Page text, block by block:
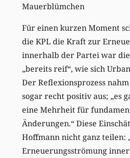
Mauerblümchen
Für einen kurzen Moment
die KPL die Kraft zur
innerhalb der Partei war die
„bereits reif“, wie sich
Der Reflexionsprozess
sogar recht positiv aus; „es
eine Mehrheit für
Änderungen.“ Diese
Hoffmann nicht ganz teilen:
Erneuerungsströmung